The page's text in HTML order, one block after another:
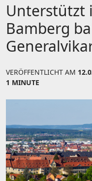
Unterstützt
Bamberg
VERÖFFENTLICHT AM
1 MINUTE